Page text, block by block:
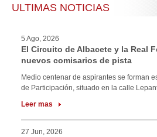
ULTIMAS NOTICIAS
5 Ago, 2026
El Circuito de Albacete y la Real
nuevos comisarios de pista
Medio centenar de aspirantes se forman
de Participación, situado en la calle
Leer mas
27 Jun, 2026